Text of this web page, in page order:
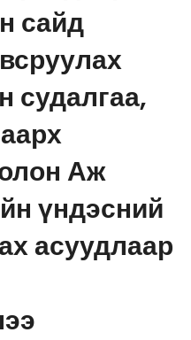
сайд
судалгаа,
Аж
үндэсний
асуудлаар